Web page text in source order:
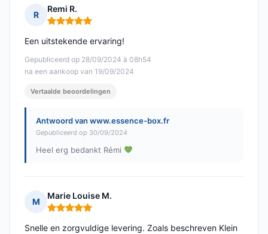
R
Remi R.
Opmerking: 5 van 5
Gepubliceerd op 28/09/2024 à 08h54
na een aankoop van 19/09/2024
Een uitstekende ervaring!
Vertaalde beoordelingen
Antwoord van www.essence-box.fr
Gepubliceerd op 30/09/2024
Heel erg bedankt Rémi
M
Marie Louise M.
Opmerking: 5 van 5
Snelle en zorgvuldige levering. Zoals beschreven Klein